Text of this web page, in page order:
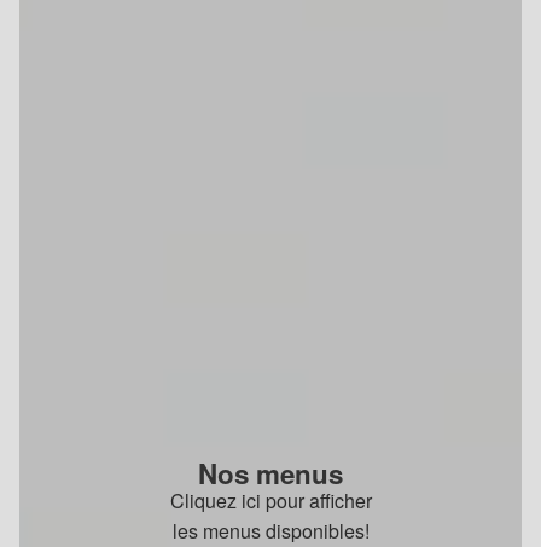
Nos menus
Cliquez ici pour afficher
les menus disponibles!